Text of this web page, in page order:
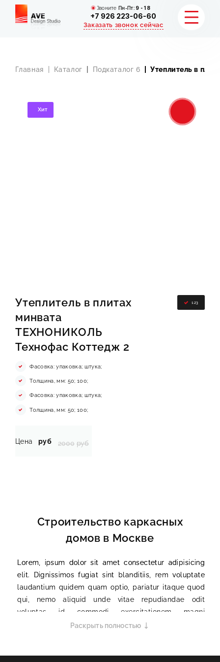
Звоните Пн-Пт: 9 - 18
+7 926 223-06-60
Заказать звонок сейчас
КАТАЛОГ
ЯКОРЬ
Главная Каталог Подкаталог 6 Утеплитель в
Хит
123
Утеплитель в плитах
минвата
ТЕХНОНИКОЛЬ
Технофас Коттедж 2
Фасовка: упаковка; штука;
Толщина, мм: 50; 100;
Фасовка: упаковка; штука;
Толщина, мм: 50; 100;
Цена руб 2000 руб
Строительство каркасных
домов в Москве
Lorem, ipsum dolor sit amet consectetur adipisicing
elit. Dignissimos fugiat sint blanditiis, rem voluptate
laudantium quidem quam optio, pariatur itaque quod
qui, nemo aliquid unde vitae repudiandae odit
voluptas id commodi exercitationem magni
numquam? Mollitia asperiores illum ratione vero quo
Раскрыть полностью